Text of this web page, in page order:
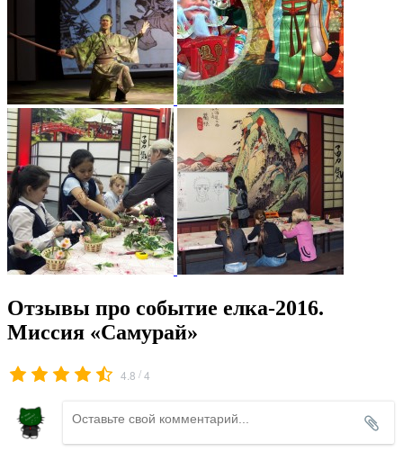
Отзывы про событие елка-2016.
Миссия «Самурай»
4.8 /4